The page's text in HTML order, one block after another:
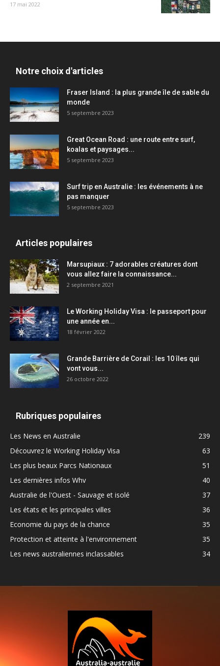
17 mai 2022
Notre choix d'articles
Fraser Island : la plus grande île de sable du
monde
5 septembre 2023
Great Ocean Road : une route entre surf,
koalas et paysages...
5 septembre 2023
Surf trip en Australie : les événements à ne
pas manquer
5 septembre 2023
Articles populaires
Marsupiaux : 7 adorables créatures dont
vous allez faire la connaissance...
2 septembre 2021
Le Working Holiday Visa : le passeport pour
une année en...
18 février 2022
Grande Barrière de Corail : les 10 îles qui
vont vous...
26 octobre 2022
Rubriques populaires
Les News en Australie
239
Découvrez le Working Holiday Visa
63
Les plus beaux Parcs Nationaux
51
Les dernières infos Whv
40
Australie de l'Ouest - Sauvage et isolé
37
Les états et les principales villes
36
Economie du pays de la chance
35
Protection et atteinte à l'environnement
35
Les news australiennes inclassables
34